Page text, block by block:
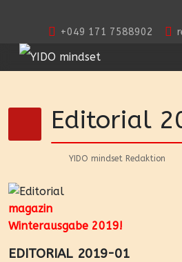
+049 171 7588902
Editorial
YIDO mindset Redaktion
magazin
Winterausgabe 2019!
EDITORIAL 2019-01